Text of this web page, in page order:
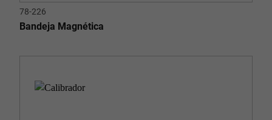
78-226
Bandeja Magnética